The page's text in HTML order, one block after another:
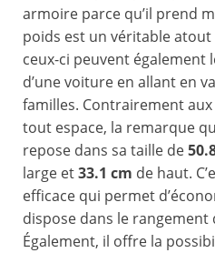
armoire parce qu’il prend
poids est un véritable
ceux-ci peuvent également
d’une voiture en allant en
familles. Contrairement
tout espace, la remarque
repose dans sa taille de
large et33.1 cm de haut.
efficace qui permet
dispose dans le rangement
Également, il offre la